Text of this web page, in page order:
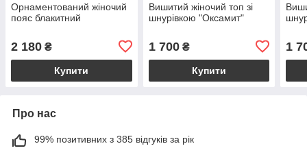
Орнаментований жіночий
пояс блакитний
2 180 ₴
Купити
Вишитий жіночий топ зі
шнурівкою "Оксамит"
1 700₴
Купити
1
Про нас
99% позитивних з 385 відгуків за рік